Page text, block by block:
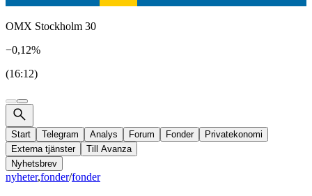
OMX Stockholm 30
−0,12%
(16:12)
Start Telegram Analys Forum Fonder
Privatekonomi
Externa tjänster
Till Avanza
Nyhetsbrev
nyheter,fonder/fonder